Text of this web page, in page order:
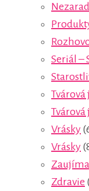
Seriál –
Tvárová
Vrásky
Vrásky
Zdravie